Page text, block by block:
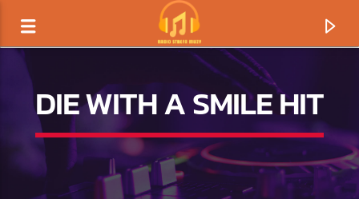
DIE WITH A SMILE HIT